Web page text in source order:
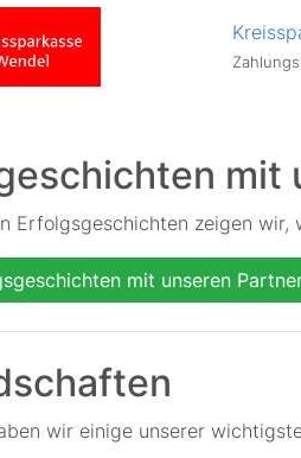
mit
Erfolgsgeschichten zeigen
mit unseren
wir einige unserer